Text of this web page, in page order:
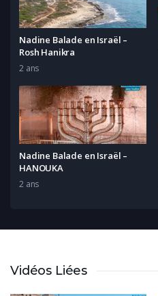
Nadine Balade en Israël –
Rosh Hanikra
2 ans
Nadine Balade en Israël –
HANOUKA
2 ans
Vidéos Liées